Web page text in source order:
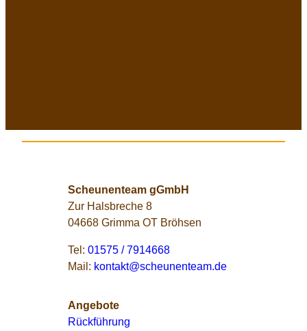
Scheunenteam gGmbH
Zur Halsbreche 8
04668 Grimma OT Bröhsen
Tel: 01575 / 7914668
Mail: kontakt@scheunenteam.de
Angebote
Rückführung